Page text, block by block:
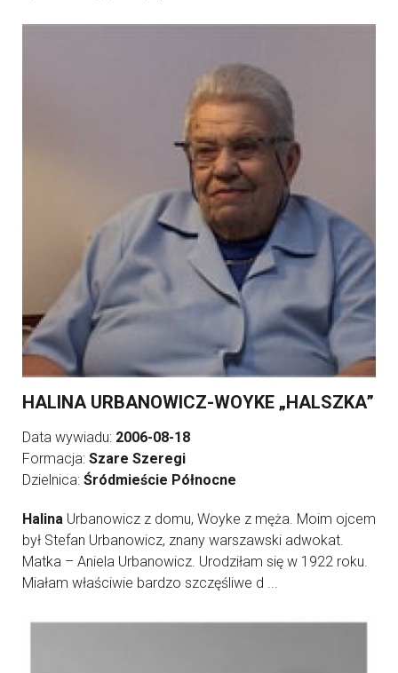
HALINA URBANOWICZ-WOYKE „HALSZKA”
Data wywiadu: 2006-08-18
Formacja: Szare Szeregi
Dzielnica: Śródmieście Północne
Halina Urbanowicz z domu, Woyke z męża. Moim ojcem
był Stefan Urbanowicz, znany warszawski adwokat.
Matka – Aniela Urbanowicz. Urodziłam się w 1922 roku.
Miałam właściwie bardzo szczęśliwe d ...